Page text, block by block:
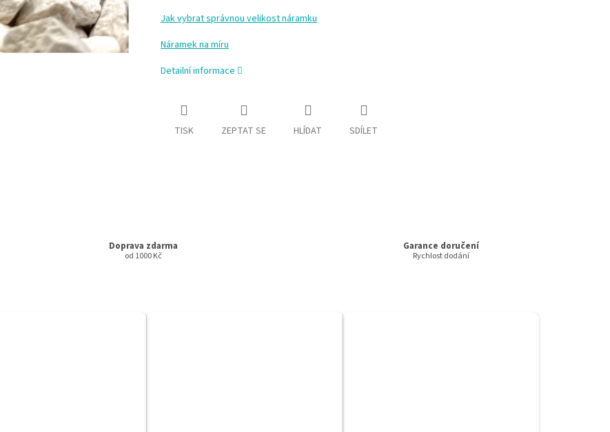
Jak vybrat správnou velikost náramku
Náramek na míru
Detailní informace
TISK ZEPTAT SE HLÍDAT SDÍLET
Doprava zdarma
od 1000 Kč
Garance doručení
Rychlost dodání